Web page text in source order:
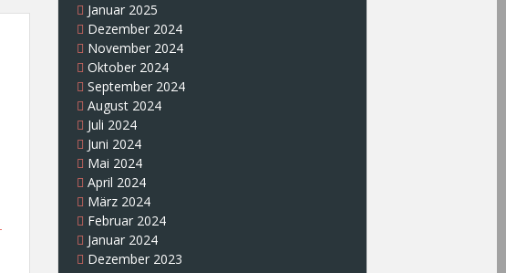
Januar 2025
Dezember 2024
November 2024
Oktober 2024
September 2024
August 2024
Juli 2024
Juni 2024
Mai 2024
April 2024
März 2024
Februar 2024
Januar 2024
Dezember 2023